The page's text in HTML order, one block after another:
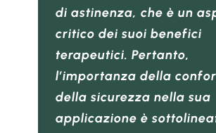
di astinenza, che è un
critico dei suoi benefici
terapeutici. Pertanto,
l’importanza della
della sicurezza nella sua
applicazione è